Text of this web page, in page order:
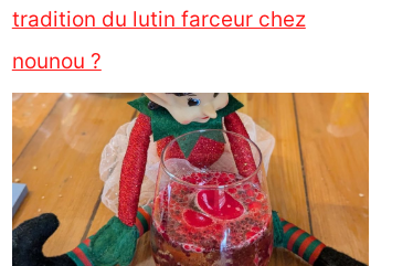
tradition du lutin farceur chez
nounou ?